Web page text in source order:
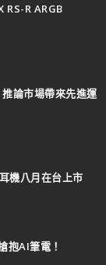
RS-R ARGB
論市場帶來先進運
機八月在台上市
抱AI筆電！